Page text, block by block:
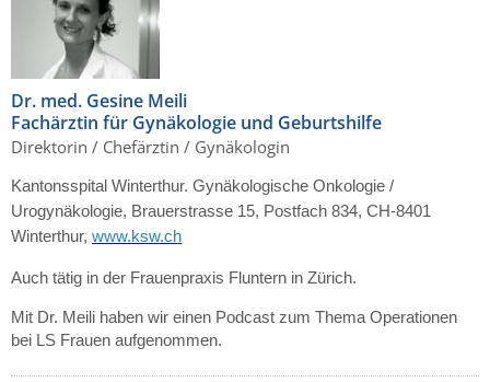
Dr. med. Gesine Meili
Fachärztin für Gynäkologie und Geburtshilfe
Direktorin / Chefärztin / Gynäkologin
Kantonsspital Winterthur. Gynäkologische Onkologie /
Urogynäkologie, Brauerstrasse 15, Postfach 834, CH-8401
Winterthur, www.ksw.ch
Auch tätig in der Frauenpraxis Fluntern in Zürich.
Mit Dr. Meili haben wir einen Podcast zum Thema Operationen
bei LS Frauen aufgenommen.